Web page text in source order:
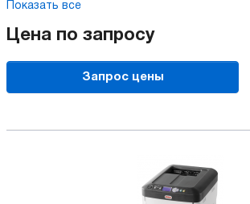
Показать все
Цена по запросу
Запрос цены